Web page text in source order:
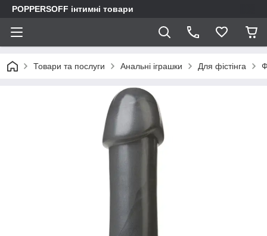
POPPERSOFF інтимні товари
Товари та послуги Анальні іграшки Для фістінга